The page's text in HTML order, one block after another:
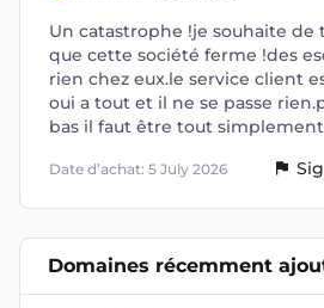
Un catastrophe !je souhaite
que cette société ferme !des
rien chez eux.le service client
oui a tout et il ne se passe
bas il faut être tout
Date d’achat: 5 July 2026
Domaines récemment